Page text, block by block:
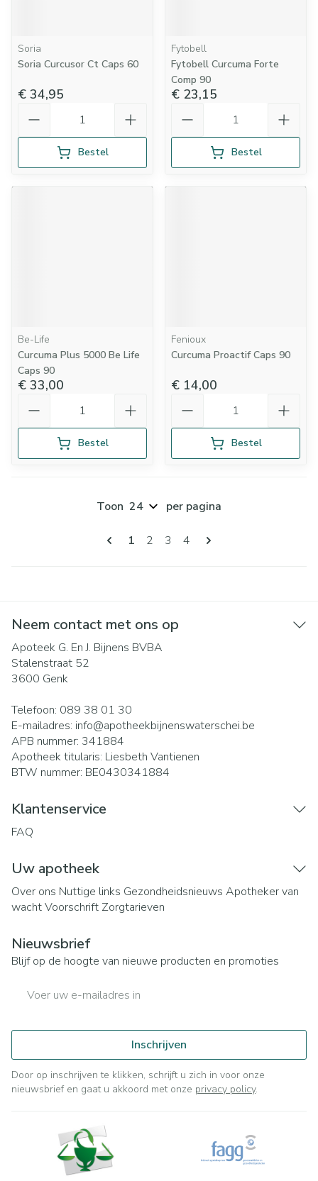
Soria
Soria Curcusor Ct Caps 60
€ 34,95
Bestel
Fytobell
Fytobell Curcuma Forte
Comp 90
€ 23,15
Bestel
Be-Life
Curcuma Plus 5000 Be Life
Caps 90
€ 33,00
Bestel
Fenioux
Curcuma Proactif Caps 90
€ 14,00
Bestel
Pagina's
U lees momenteel pagina
1 Pagina
2 Pagina
3 Pagina
4
Toon per pagina
Neem contact met ons op
Apoteek G. En J. Bijnens BVBA
Stalenstraat 52
3600 Genk
Telefoon: 089 38 01 30
E-mailadres: info@apotheekbijnenswaterschei.be
APB nummer: 341884
Apotheek titularis: Liesbeth Vantienen
BTW nummer: BE0430341884
Klantenservice
FAQ
Uw apotheek
Over ons Nuttige links Gezondheidsnieuws Apotheker van
wachtVoorschrift Zorgtarieven
Nieuwsbrief
Blijf op de hoogte van nieuwe producten en promoties
Inschrijven
Door op inschrijven te klikken, schrijft u zich in voor onze
nieuwsbrief en gaat u akkoord met onze privacy policy.